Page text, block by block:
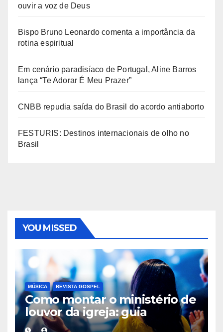
ouvir a voz de Deus
Bispo Bruno Leonardo comenta a importância da
rotina espiritual
Em cenário paradisíaco de Portugal, Aline Barros
lança “Te Adorar É Meu Prazer”
CNBB repudia saída do Brasil do acordo antiaborto
FESTURIS: Destinos internacionais de olho no
Brasil
YOU MISSED
MÚSICA REVISTA GOSPEL
Como montar o ministério de
louvor da igreja: guia
completo do zero